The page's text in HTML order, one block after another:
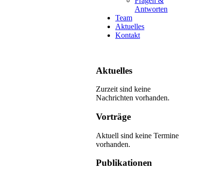
Antworten
Team
Aktuelles
Kontakt
Aktuelles
Zurzeit sind keine
Nachrichten vorhanden.
Vorträge
Aktuell sind keine Termine
vorhanden.
Publikationen